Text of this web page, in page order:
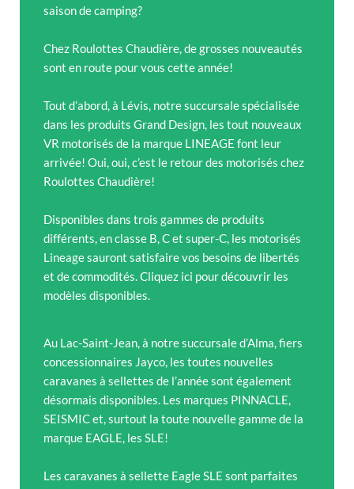
saison de camping?
Chez Roulottes Chaudière, de grosses nouveautés
sont en route pour vous cette année!
Tout d’abord, à Lévis, notre succursale spécialisée
dans les produits Grand Design, les tout nouveaux
VR motorisés de la marque LINEAGE font leur
arrivée! Oui, oui, c’est le retour des motorisés chez
Roulottes Chaudière!
Disponibles dans trois gammes de produits
différents, en classe B, C et super-C, les motorisés
Lineage sauront satisfaire vos besoins de libertés
et de commodités. Cliquez ici pour découvrir les
modèles disponibles.
Au Lac-Saint-Jean, à notre succursale d’Alma, fiers
concessionnaires Jayco, les toutes nouvelles
caravanes à sellettes de l’année sont également
désormais disponibles. Les marques PINNACLE,
SEISMIC et, surtout la toute nouvelle gamme de la
marque EAGLE, les SLE!
Les caravanes à sellette Eagle SLE sont parfaites